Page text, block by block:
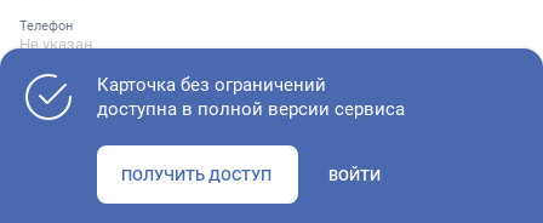
Телефон
Не указан
Проверьте учредительные документы, адрес регистрации и
Карточка без ограничений
доступна в полной версии сервиса
ПОЛУЧИТЬ ДОСТУП ВОЙТИ